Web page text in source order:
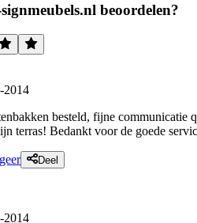
beoordelen?
2014
besteld, fijne communicatie
terras! Bedankt voor de goede
Deel
2014